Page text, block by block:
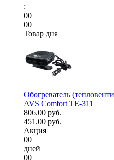
:
00
00
Товар дня
Обогреватель
AVS Comfort TE-311
806.00 руб.
451.00 руб.
Акция
00
дней
00